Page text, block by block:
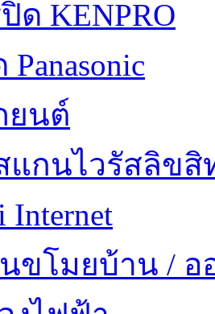
ด KENPRO
ยนต์
แกนไวรัสลิข
Internet
โมยบ้าน / อ